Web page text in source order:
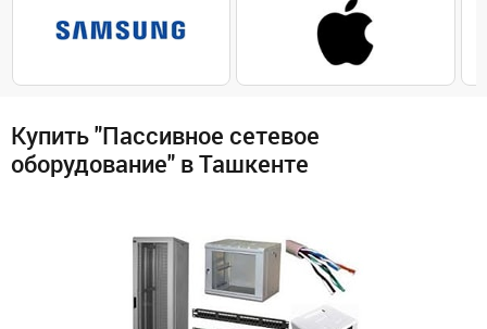
Купить "Пассивное сетевое
оборудование" в Ташкенте